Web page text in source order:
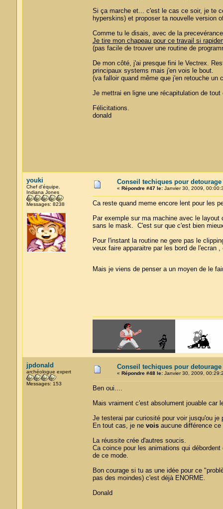
Si ça marche et... c'est le cas ce soir, je te
hyperskins) et proposer ta nouvelle version
Comme tu le disais, avec de la
Je tire mon chapeau pour ce travail si
(pas facile de trouver une routine de
De mon côté, j'ai presque fini le Vectrex.
principaux systems mais j'en vois le bout.
(va falloir quand même que j'en retouche un
Je mettrai en ligne une récapitulation de
Félicitations.
donald
youki
Chef d'équipe.
Indiana Jones
Messages: 8238
Conseil techiques pour detourage
« Répondre #47 le:Janvier 30, 2009,
Ca reste quand meme encore lent pour les
Par exemple sur ma machine avec le
sans le mask. C'est sur que c'est bien
Pour l'instant la routine ne gere pas le
veux faire apparaitre par les bord de l'ecran
Mais je viens de penser a un moyen de le
jpdonald
archéologue expert
Messages: 153
Conseil techiques pour detourage
« Répondre #48 le:Janvier 30, 2009,
Ben oui....
Mais vraiment c'est absolument jouable car
Je testerai par curiosité pour voir jusqu'ou
En tout cas, je ne voisaucune différence ce
La réussite crée d'autres soucis.
Ca coince pour les animations qui
de ce mode.
Bon courage si tu as une idée pour ce
pas des moindes) c'est déjà ENORME.
Donald